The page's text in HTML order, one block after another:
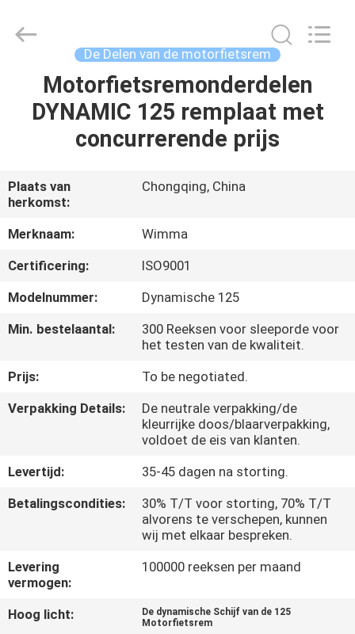
THUIS
PRODUCTEN
VIDEO'S
OVER
ONS
KWALITEITSCONTROLE
NIEUWS
VRAAG
EEN
OFFERTE
SITEMAP
PRIVACYBELEID
Spare
Parts
De Delen van de motorfietsrem
Motorfietsremonderdelen
DYNAMIC 125 remplaat met
concurrerende prijs
Plaats van
herkomst:
Chongqing, China
Merknaam:
Wimma
Certificering:
ISO9001
Modelnummer:
Dynamische 125
Min. bestelaantal:
300 Reeksen voor sleeporde voor
het testen van de kwaliteit.
Prijs:
To be negotiated.
Verpakking Details:
De neutrale verpakking/de
kleurrijke doos/blaarverpakking,
voldoet de eis van klanten.
Levertijd:
35-45 dagen na storting.
Betalingscondities:
30% T/T voor storting, 70% T/T
alvorens te verschepen, kunnen
wij met elkaar bespreken.
Levering
vermogen:
100000 reeksen per maand
Hoog licht:
De dynamische Schijf van de 125
Motorfietsrem